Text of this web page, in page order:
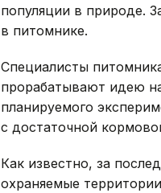
популяции в природе.
в питомнике.
Специалисты
прорабатывают идею
планируемого
с достаточной
Как известно, за
охраняемые